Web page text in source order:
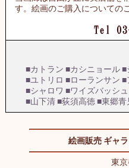
す。絵画のご購入についての
■カトラン ■カシニョール■
■ユトリロ ■ローランサン ■
■シャロワ ■ワイズバッシュ
■山下清■荻須高徳■東郷青
絵画販売 ギャ
東